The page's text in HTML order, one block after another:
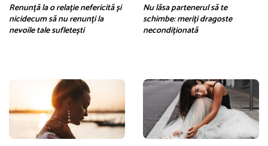
Renunță la o relație nefericită și
nicidecum să nu renunți la
nevoile tale sufletești
Nu lăsa partenerul să te
schimbe: meriți dragoste
necondiționată